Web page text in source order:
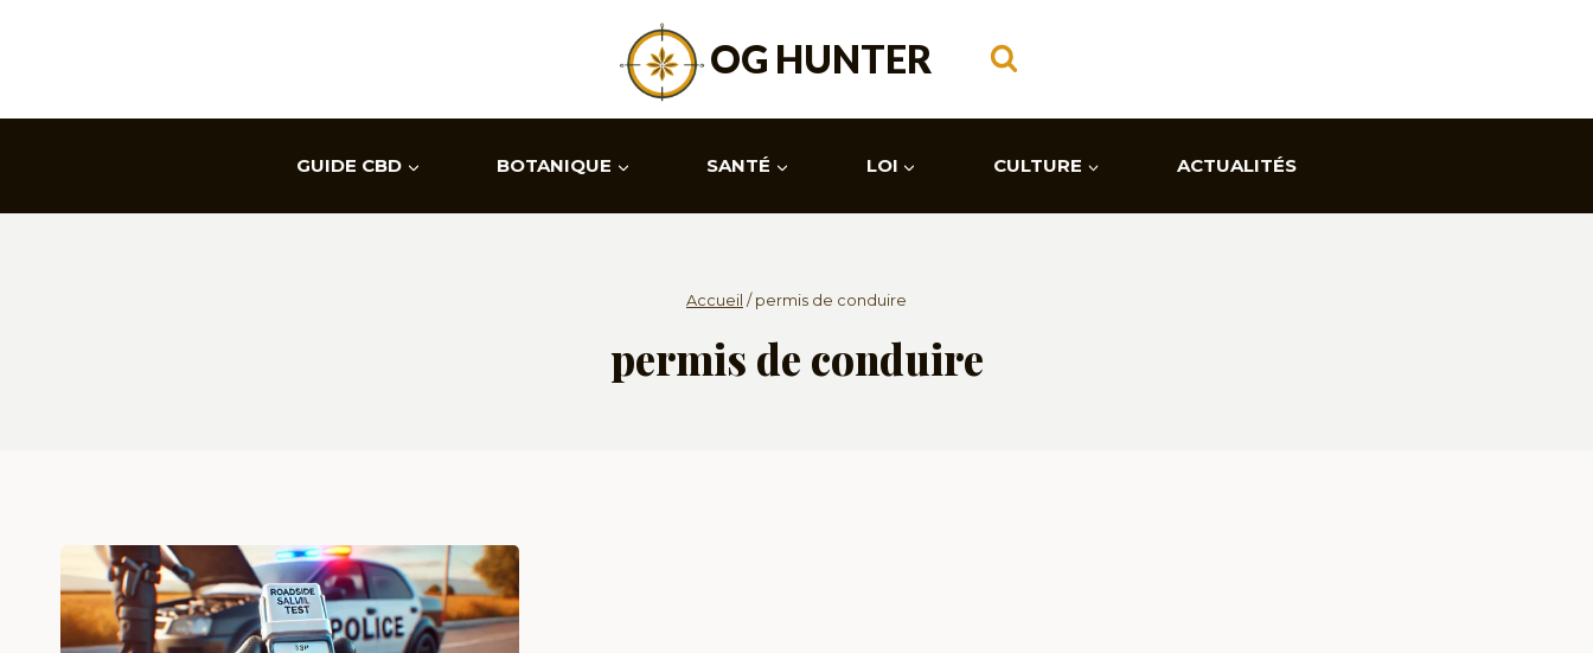
OG HUNTER
GUIDE CBD BOTANIQUE SANTÉ LOI CULTURE ACTUALITÉS
Accueil / permis de conduire
permis de conduire